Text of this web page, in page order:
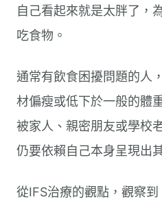
自己看起來就是太胖了，
吃食物。
通常有飲食困擾問題的人
材偏瘦或低下於一般的體
被家人、親密朋友或學校
仍要依賴自己本身呈現出
從IFS治療的觀點，觀察